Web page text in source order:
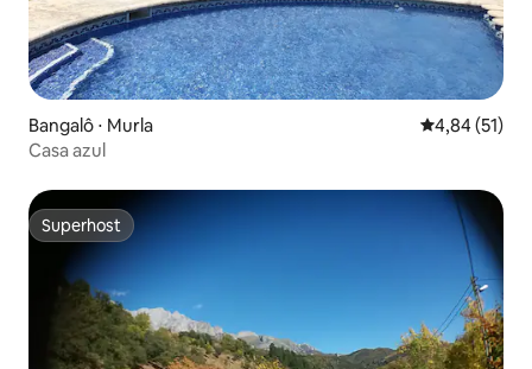
Bangalô ⋅ Murla 4,84 de uma
4,84 (51)
Casa azul
Superhost
Superhost